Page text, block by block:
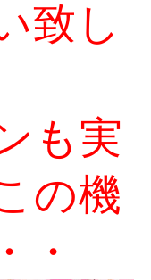
致し
も実
の機
・